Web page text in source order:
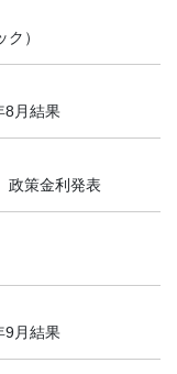
）
8月結果
政策金利発表
9月結果